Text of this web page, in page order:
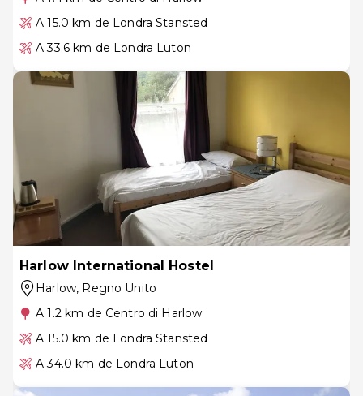
A 15.0 km de Londra Stansted
A 33.6 km de Londra Luton
Harlow International Hostel
Harlow, Regno Unito
A 1.2 km de Centro di Harlow
A 15.0 km de Londra Stansted
A 34.0 km de Londra Luton